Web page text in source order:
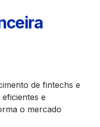
de fintechs e
e
o mercado